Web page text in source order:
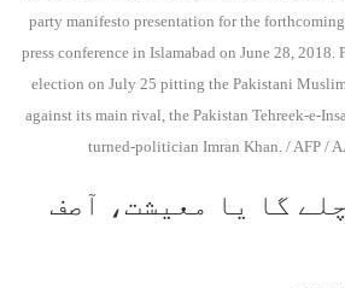
party manifesto presentation for the
press conference in Islamabad on June 28,
election on July 25 pitting the Pakistani
against its main rival, the Pakistan Tehreek-e-
turned-politician Imran Khan. / AFP /
گا یا معیشت، آصف